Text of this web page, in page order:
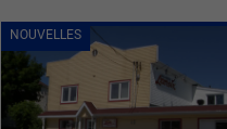
NOUVELLES